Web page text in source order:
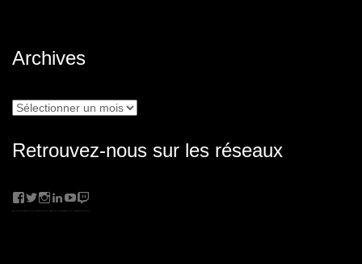
Archives
Archives
Retrouvez-nous sur les réseaux
Facebook
Twitter
Instagram
LinkedIn
YouTube